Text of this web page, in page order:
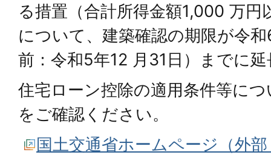
る措置（合計所得金額1,000 万円
について、建築確認の期限が令
前：令和5年12 月31日）までに
住宅ローン控除の適用条件等に
をご確認ください。
国土交通省ホームページ（外